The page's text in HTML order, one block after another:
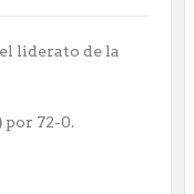
liderato de la
por 72-0.